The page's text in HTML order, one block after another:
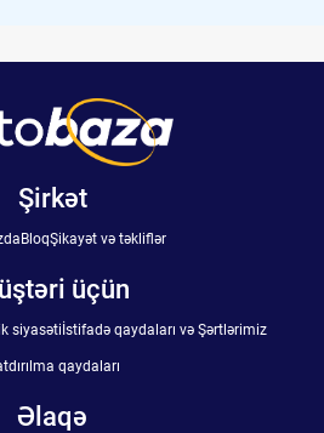
Şirkət
BloqŞikayət və təkliflər
üçün
siyasətiİstifadə qaydaları və Şərtlərimiz
qaydaları
Əlaqə